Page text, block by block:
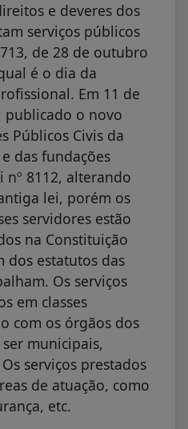
e deveres dos
serviços públicos
de 28 de outubro
é o dia da
Em 11 de
publicado o novo
Públicos Civis da
das fundações
nº 8112, alterando
lei, porém os
servidores estão
na Constituição
dos estatutos das
Os serviços
em classes
com os órgãos dos
municipais,
serviços prestados
de atuação, como
etc.